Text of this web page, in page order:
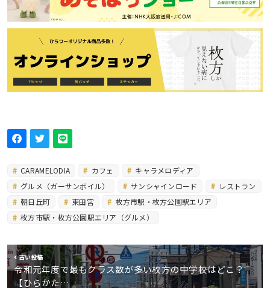
CARAMELODIA カフェ
キャラメロディア
グルメ（ガーサンボイル）
サンシャインロード
レストラン
朝日丘町
東田宮
枚方市駅・枚方公園駅エリア
枚方市駅・枚方公園駅エリア（グルメ）
古い投稿
令和元年度で最もクラス数が多い枚方の中学校はどこ？
【ひらかた…